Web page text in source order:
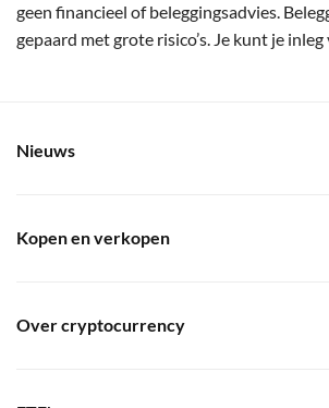
geen financieel of beleggingsadvies.
gepaard met grote risico’s. Je kunt je inleg
Nieuws
Kopen en verkopen
Over cryptocurrency